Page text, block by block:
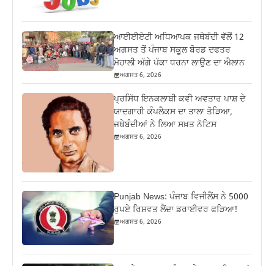
ਆਈਈਏਟੀ ਅਧਿਆਪਕ ਜਥੇਬੰਦੀ ਵੱਲੋਂ 12
ਅਗਸਤ ਤੋਂ ਪੰਜਾਬ ਸਕੂਲ ਬੋਰਡ ਦਫਤਰ
ਮੋਹਾਲੀ ਅੱਗੇ ਪੱਕਾ ਧਰਨਾ ਲਾਉਣ ਦਾ ਐਲਾਨ
ਅਗਸਤ 6, 2026
ਪ੍ਰਸਿੱਧ ਇਨਕਲਾਬੀ ਕਵੀ ਅਵਤਾਰ ਪਾਸ਼ ਦੇ
ਯਾਦਗਾਰੀ ਕੰਪਲੈਕਸ ਦਾ ਤਾਲਾ ਤੋੜਿਆ,
ਜਥੇਬੰਦੀਆਂ ਨੇ ਲਿਆ ਸਖ਼ਤ ਨੋਟਿਸ
ਅਗਸਤ 6, 2026
Punjab News: ਪੰਜਾਬ ਵਿਜੀਲੈਂਸ ਨੇ 5000
ਰੁਪਏ ਰਿਸ਼ਵਤ ਲੈਂਦਾ ਡਰਾਈਵਰ ਫੜਿਆ!
ਅਗਸਤ 6, 2026